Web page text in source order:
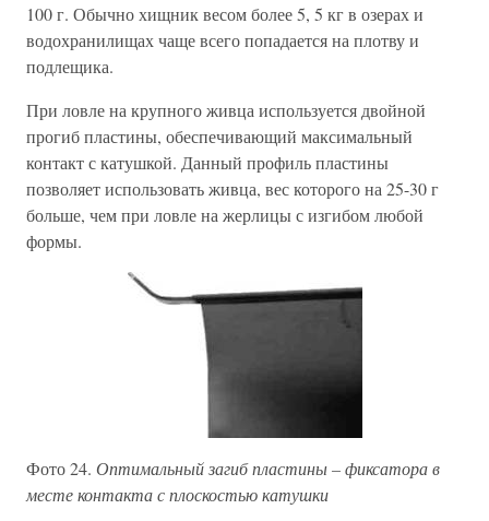
100 г. Обычно хищник весом более 5, 5 кг в озерах и
водохранилищах чаще всего попадается на плотву и
подлещика.
При ловле на крупного живца используется двойной
прогиб пластины, обеспечивающий максимальный
контакт с катушкой. Данный профиль пластины
позволяет использовать живца, вес которого на 25-30 г
больше, чем при ловле на жерлицы с изгибом любой
формы.
Фото 24. Оптимальный загиб пластины – фиксатора в
месте контакта с плоскостью катушки